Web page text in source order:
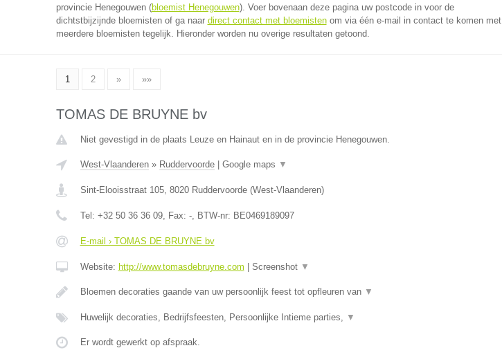
provincie Henegouwen (bloemist Henegouwen). Voer bovenaan deze pagina uw postcode in voor de
dichtstbijzijnde bloemisten of ga naar direct contact met bloemistenom via één e-mail in contact te komen met
meerdere bloemisten tegelijk. Hieronder worden nu overige resultaten getoond.
1 2 » »»
TOMAS DE BRUYNE bv
Niet gevestigd in de plaats Leuze en Hainaut en in de provincie Henegouwen.
West-Vlaanderen» Ruddervoorde| Google maps ▼
Sint-Elooisstraat 105, 8020 Ruddervoorde(West-Vlaanderen)
Tel: +32 50 36 36 09, Fax: -, BTW-nr: BE0469189097
E-mail › TOMAS DE BRUYNE bv
Website: http://www.tomasdebruyne.com Screenshot ▼
Bloemen decoraties gaande van uw persoonlijk feest tot opfleuren van ▼
Huwelijk decoraties, Bedrijfsfeesten, Persoonlijke Intieme parties, ▼
Er wordt gewerkt op afspraak.